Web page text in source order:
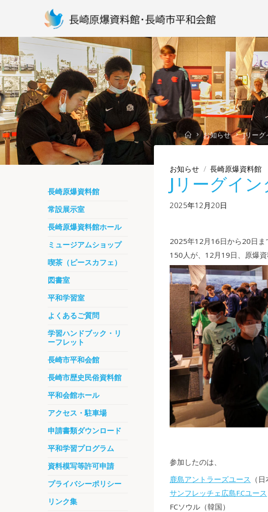
Home
お知らせ Jリー
お知らせ / 長崎原爆資料館
Jリーグイ
2025年12月20日
2025年12月16日から20日ま
150人が、12月19日、原爆資
参加したのは、
鹿島アントラーズユース （日
サンフレッチェ広島F.Cユース
FCソウル（韓国）
長崎原爆資料館
常設展示室
長崎原爆資料館ホール
ミュージアムショップ
喫茶（ピースカフェ）
図書室
平和学習室
よくあるご質問
学習ハンドブック・リ
ーフレット
長崎市平和会館
長崎市歴史民俗資料館
平和会館ホール
アクセス・駐車場
申請書類ダウンロード
平和学習プログラム
資料模写等許可申請
プライバシーポリシー
リンク集